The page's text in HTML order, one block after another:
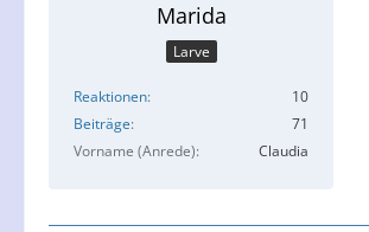
Marida
Larve
Reaktionen
10
Beiträge
71
Vorname (Anrede)
Claudia